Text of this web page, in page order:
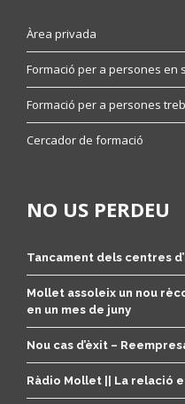
Àrea privada
Formació per a persones en
Formació per a persones
Cercador de formació
NO US PERDEU
Tancament dels centres
Mollet assoleix un nou
en un mes de juny
Nou cas d’èxit –
Ràdio Mollet || La relació